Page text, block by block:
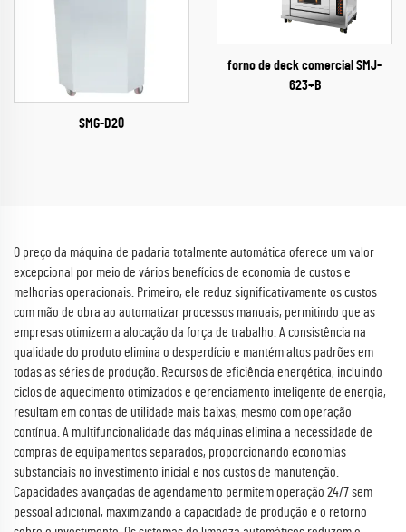
SMG-D20
forno de deck comercial SMJ-
623+B
O preço da máquina de padaria totalmente automática oferece um valor
excepcional por meio de vários benefícios de economia de custos e
melhorias operacionais. Primeiro, ele reduz significativamente os custos
com mão de obra ao automatizar processos manuais, permitindo que as
empresas otimizem a alocação da força de trabalho. A consistência na
qualidade do produto elimina o desperdício e mantém altos padrões em
todas as séries de produção. Recursos de eficiência energética, incluindo
ciclos de aquecimento otimizados e gerenciamento inteligente de energia,
resultam em contas de utilidade mais baixas, mesmo com operação
contínua. A multifuncionalidade das máquinas elimina a necessidade de
compras de equipamentos separados, proporcionando economias
substanciais no investimento inicial e nos custos de manutenção.
Capacidades avançadas de agendamento permitem operação 24/7 sem
pessoal adicional, maximizando a capacidade de produção e o retorno